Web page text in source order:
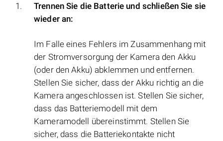
Trennen Sie die Batterie und schließen Sie sie
wieder an:
Im Falle eines Fehlers im Zusammenhang mit
der Stromversorgung der Kamera den Akku
(oder den Akku) abklemmen und entfernen.
Stellen Sie sicher, dass der Akku richtig an die
Kamera angeschlossen ist. Stellen Sie sicher,
dass das Batteriemodell mit dem
Kameramodell übereinstimmt. Stellen Sie
sicher, dass die Batteriekontakte nicht